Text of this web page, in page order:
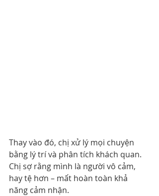
Thay vào đó, chị xử lý mọi chuyện
bằng lý trí và phân tích khách quan.
Chị sợ rằng mình là người vô cảm,
hay tệ hơn – mất hoàn toàn khả
năng cảm nhận.